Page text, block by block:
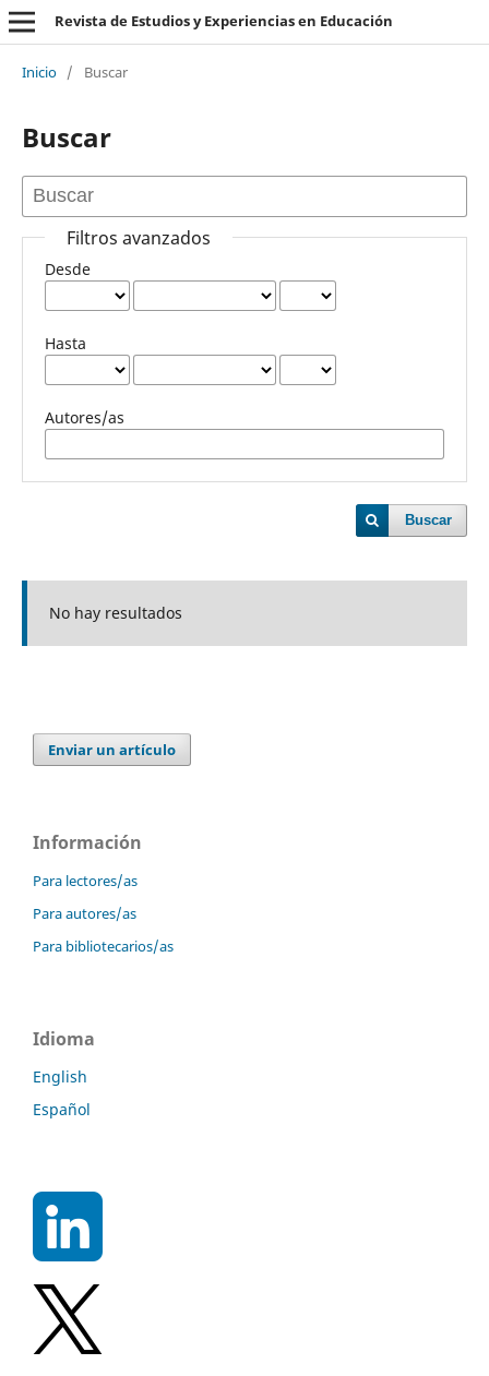
Revista de Estudios y Experiencias en Educación
Inicio / Buscar
Buscar
Filtros avanzados
Desde
Hasta
Autores/as
Buscar
No hay resultados
Enviar un artículo
Información
Para lectores/as
Para autores/as
Para bibliotecarios/as
Idioma
English
Español